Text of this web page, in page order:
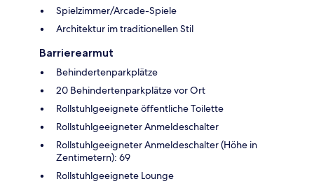
Spielzimmer/Arcade-Spiele
Architektur im traditionellen Stil
Barrierearmut
Behindertenparkplätze
20 Behindertenparkplätze vor Ort
Rollstuhlgeeignete öffentliche Toilette
Rollstuhlgeeigneter Anmeldeschalter
Rollstuhlgeeigneter Anmeldeschalter (Höhe in
Zentimetern): 69
Rollstuhlgeeignete Lounge